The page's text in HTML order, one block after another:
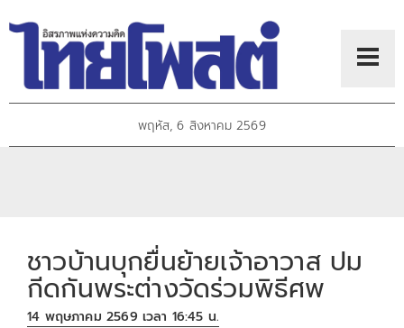
พฤหัส, 6 สิงหาคม 2569
ชาวบ้านบุกยื่นย้ายเจ้าอาวาส ปม
กีดกันพระต่างวัดร่วมพิธีศพ
14 พฤษภาคม 2569 เวลา 16:45 น.